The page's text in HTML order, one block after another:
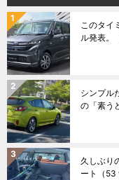
このタイ
ル発表。
シンプル
の「素う
久しぶり
ート
（